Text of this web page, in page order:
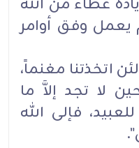
يعمل وفق أوامر
اتخذتنا مغنماً،
لا تجد إلاَّ ما
فإلى الله